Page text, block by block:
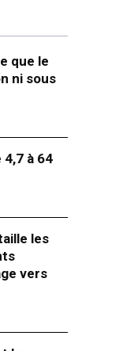
que le
ni sous
à 64
les
vers